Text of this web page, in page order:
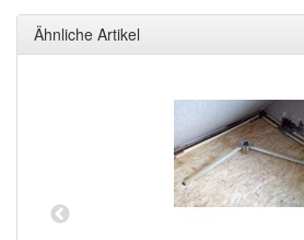
Ähnliche Artikel